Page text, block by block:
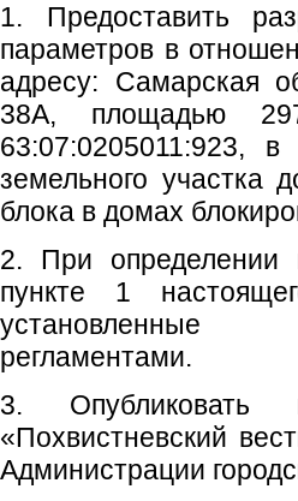
1. Предоставить
параметров в
адресу: Самарская
38А, площадью
63:07:0205011:923,
земельного участка
блока в домах
2. При определении
пункте 1
установленные
регламентами.
3. Опубликовать
«Похвистневский
Администрации